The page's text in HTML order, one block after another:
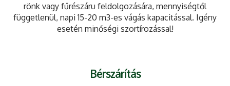
rönk vagy fűrészáru feldolgozására, mennyiségtől
függetlenül, napi 15-20 m3-es vágás kapacitással. Igény
esetén minőségi szortírozással!
Bérszárítás